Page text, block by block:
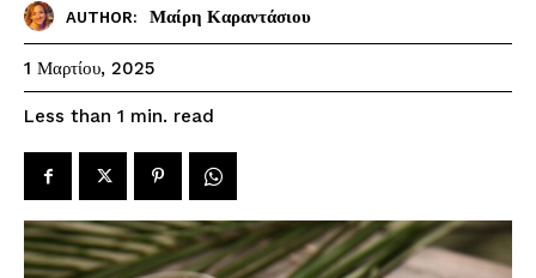
AUTHOR: Μαίρη Καραντάσιου
1 Μαρτίου, 2025
Less than 1 min. read